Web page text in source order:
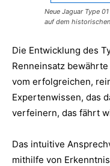
Neue Jaguar Type
auf dem
Die Entwicklung des
Renneinsatz
vom erfolgreichen,
Expertenwissen, das
verfeinern, das fährt
Das intuitive
mithilfe von